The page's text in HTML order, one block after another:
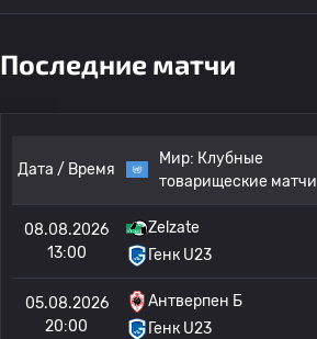
Последние матчи
Дата / Время
Мир: Клубные
товарищеские матчи
08.08.2026
13:00
Zelzate
Генк U23
05.08.2026
20:00
Антверпен Б
Генк U23